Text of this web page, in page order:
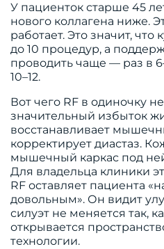
У пациенток старше 45
нового коллагена ниже.
работает. Это значит,
до 10 процедур, а
проводить чаще — раз в
10–12.
Вот чего RF в одиночку
значительный избыток
восстанавливает
корректирует диастаз.
мышечный каркас под
Для владельца клиники
RF оставляет пациента
довольным». Он видит
силуэт не меняется так,
открывается
технологии.